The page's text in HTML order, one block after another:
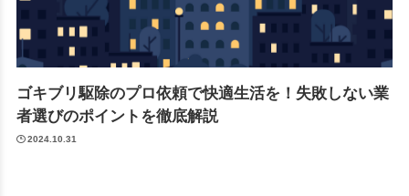
ゴキブリ駆除のプロ依頼で快適生活を！失敗しない業
者選びのポイントを徹底解説
2024.10.31